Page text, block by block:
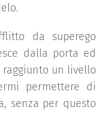
da superego
dalla porta ed
un livello
permettere di
senza per questo